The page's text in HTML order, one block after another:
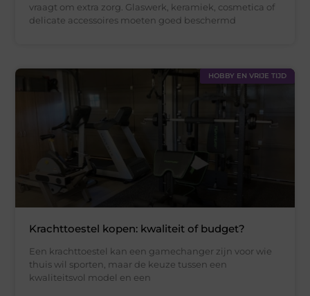
vraagt om extra zorg. Glaswerk, keramiek, cosmetica of
delicate accessoires moeten goed beschermd
HOBBY EN VRIJE TIJD
Krachttoestel kopen: kwaliteit of budget?
Een krachttoestel kan een gamechanger zijn voor wie
thuis wil sporten, maar de keuze tussen een
kwaliteitsvol model en een